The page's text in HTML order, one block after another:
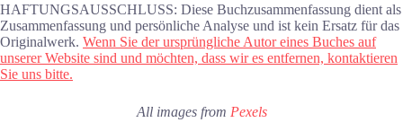
HAFTUNGSAUSSCHLUSS: Diese Buchzusammenfassung dient als
Zusammenfassung und persönliche Analyse und ist kein Ersatz für das
Originalwerk. Wenn Sie der ursprüngliche Autor eines Buches auf
unserer Website sind und möchten, dass wir es entfernen, kontaktieren
Sie uns bitte.
All images from Pexels